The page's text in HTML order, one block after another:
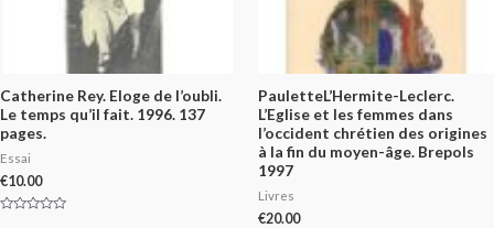
Catherine Rey. Eloge de l’oubli.
Le temps qu’il fait. 1996. 137
pages.
Essai
€10.00
PauletteL’Hermite-Leclerc.
L’Eglise et les femmes dans
l’occident chrétien des origines
à la fin du moyen-âge. Brepols
1997
Livres
€20.00